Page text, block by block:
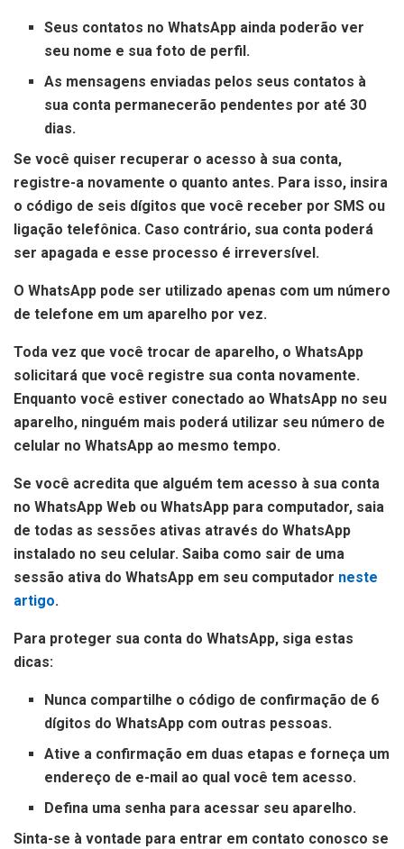
Seus contatos no WhatsApp ainda poderão ver
seu nome e sua foto de perfil.
As mensagens enviadas pelos seus contatos à
sua conta permanecerão pendentes por até 30
dias.
Se você quiser recuperar o acesso à sua conta,
registre-a novamente o quanto antes. Para isso, insira
o código de seis dígitos que você receber por SMS ou
ligação telefônica. Caso contrário, sua conta poderá
ser apagada e esse processo é irreversível.
O WhatsApp pode ser utilizado apenas com um número
de telefone em um aparelho por vez.
Toda vez que você trocar de aparelho, o WhatsApp
solicitará que você registre sua conta novamente.
Enquanto você estiver conectado ao WhatsApp no seu
aparelho, ninguém mais poderá utilizar seu número de
celular no WhatsApp ao mesmo tempo.
Se você acredita que alguém tem acesso à sua conta
no WhatsApp Web ou WhatsApp para computador, saia
de todas as sessões ativas através do WhatsApp
instalado no seu celular. Saiba como sair de uma
sessão ativa do WhatsApp em seu computador neste
artigo.
Para proteger sua conta do WhatsApp, siga estas
dicas:
Nunca compartilhe o código de confirmação de 6
dígitos do WhatsApp com outras pessoas.
Ative a confirmação em duas etapas e forneça um
endereço de e-mail ao qual você tem acesso.
Defina uma senha para acessar seu aparelho.
Sinta-se à vontade para entrar em contato conosco se